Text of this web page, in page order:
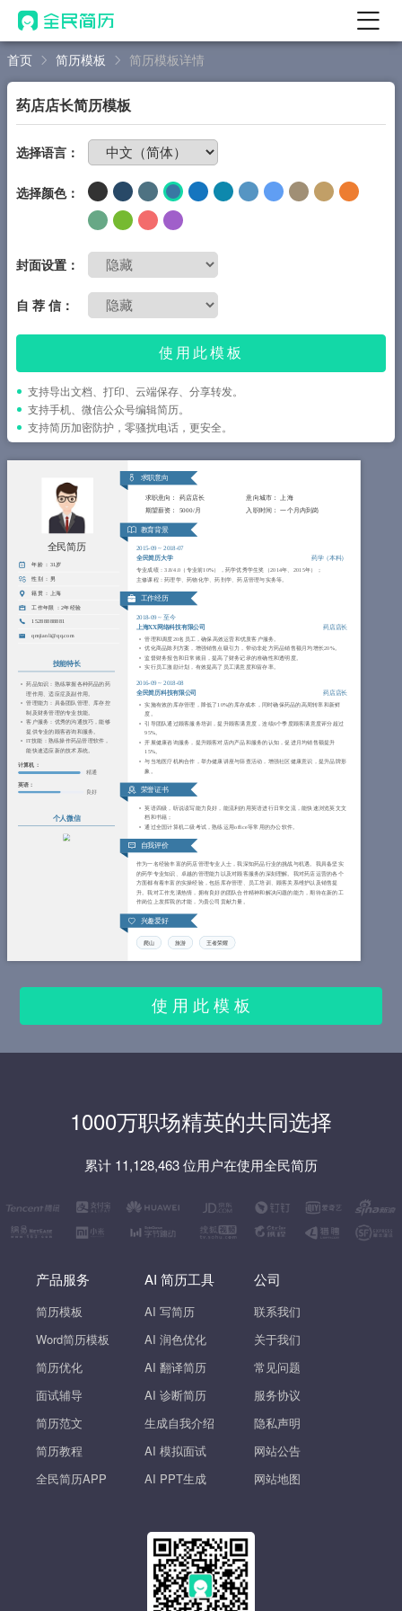
首页
AI 简历工具
AI 优化简历
AI 翻译简历
AI 诊断简历
AI 模拟面试
面试自我介绍
简历教程
登录 / 注册
首页 简历模板 简历模板详情
药店店长简历模板
选择语言：
选择颜色：
封面设置：
自 荐 信：
使用此模板
支持导出文档、打印、云端保存、分享转发。
支持手机、微信公众号编辑简历。
支持简历加密防护，零骚扰电话，更安全。
全民简历
年龄 ： 31岁
性别 ： 男
籍贯 ： 上海
工作年限 ： 2年经验
15288888881
qmjianli@qq.com
技能特长
药品知识：熟练掌握各种药品的药
理作用、适应症及副作用。
管理能力：具备团队管理、库存控
制及财务管理的专业技能。
客户服务：优秀的沟通技巧，能够
提供专业的顾客咨询和服务。
IT技能：熟练操作药品管理软件，
能快速适应新的技术系统。
计算机：
精通
英语：
良好
个人微信
求职意向
求职意向： 药店店长 意向城市： 上海
期望薪资： 5000/月 入职时间：一个月内到岗
教育背景
2015-09~ 2018-07
全民简历大学
药学（本科）
专业成绩：3.8/4.0（专业前10%），药学优秀学生奖（2014年、2015年）；
主修课程：药理学、药物化学、药剂学、药店管理与实务等。
工作经历
2018-09~ 至今
上海XX网络科技有限公司
药店店长
管理和调度20名员工，确保高效运营和优质客户服务。
优化商品陈列方案，增强销售点吸引力，带动非处方药品销售额月均增长20%。
监督财务报告和日常账目，提高了财务记录的准确性和透明度。
实行员工激励计划，有效提高了员工满意度和留存率。
2016-09~ 2018-08
全民简历科技有限公司 药店店长
实施有效的库存管理，降低了10%的库存成本，同时确保药品的高周转率和新鲜
度。
引导团队通过顾客服务培训，提升顾客满意度，连续6个季度顾客满意度评分超过
95%。
开展健康咨询服务，提升顾客对店内产品和服务的认知，促进月均销售额提升
15%。
与当地医疗机构合作，举办健康讲座与筛查活动，增强社区健康意识，提升品牌形
象。
荣誉证书
英语四级，听说读写能力良好，能流利的用英语进行日常交流，能快速浏览英文文
档和书籍；
通过全国计算机二级考试，熟练运用office等常用的办公软件。
自我评价
作为一名经验丰富的药店管理专业人士，我深知药品行业的挑战与机遇。我具备坚实
的药学专业知识、卓越的管理能力以及对顾客服务的深刻理解。我对药店运营的各个
方面都有着丰富的实操经验，包括库存管理、员工培训、顾客关系维护以及销售提
升。我对工作充满热情，拥有良好的团队合作精神和解决问题的能力，期待在新的工
作岗位上发挥我的才能，为贵公司贡献力量。
兴趣爱好
爬山 旅游 王者荣耀
使 用 此 模 板
1000万职场精英的共同选择
累计 11,128,463 位用户在使用全民简历
产品服务
简历模板
Word简历模板
简历优化
面试辅导
简历范文
简历教程
全民简历APP
AI 简历工具
AI 写简历
AI 润色优化
AI 翻译简历
AI 诊断简历
生成自我介绍
AI 模拟面试
AI PPT生成
公司
联系我们
关于我们
常见问题
服务协议
隐私声明
网站公告
网站地图